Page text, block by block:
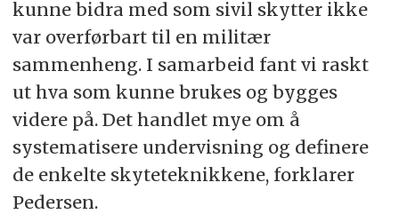
kunne bidra med som sivil skytter ikke
var overførbart til en militær
sammenheng. I samarbeid fant vi raskt
ut hva som kunne brukes og bygges
videre på. Det handlet mye om å
systematisere undervisning og definere
de enkelte skyteteknikkene, forklarer
Pedersen.